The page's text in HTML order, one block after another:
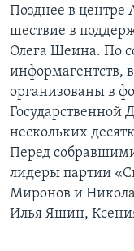
Позднее в центре
шествие в
Олега Шеина. По
информагентств,
организованы в
Государственной
нескольких
Перед
лидеры партии
Миронов и
Илья Яшин,